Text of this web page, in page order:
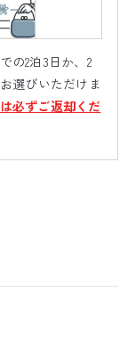
の2泊3日か、2
選びいただけま
必ずご返却くだ